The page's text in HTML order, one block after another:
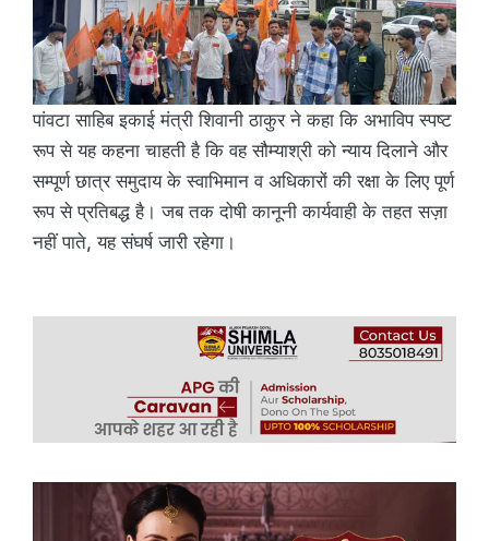
पांवटा साहिब इकाई मंत्री शिवानी ठाकुर ने कहा कि अभाविप स्पष्ट
रूप से यह कहना चाहती है कि वह सौम्याश्री को न्याय दिलाने और
सम्पूर्ण छात्र समुदाय के स्वाभिमान व अधिकारों की रक्षा के लिए पूर्ण
रूप से प्रतिबद्ध है। जब तक दोषी कानूनी कार्यवाही के तहत सज़ा
नहीं पाते, यह संघर्ष जारी रहेगा।